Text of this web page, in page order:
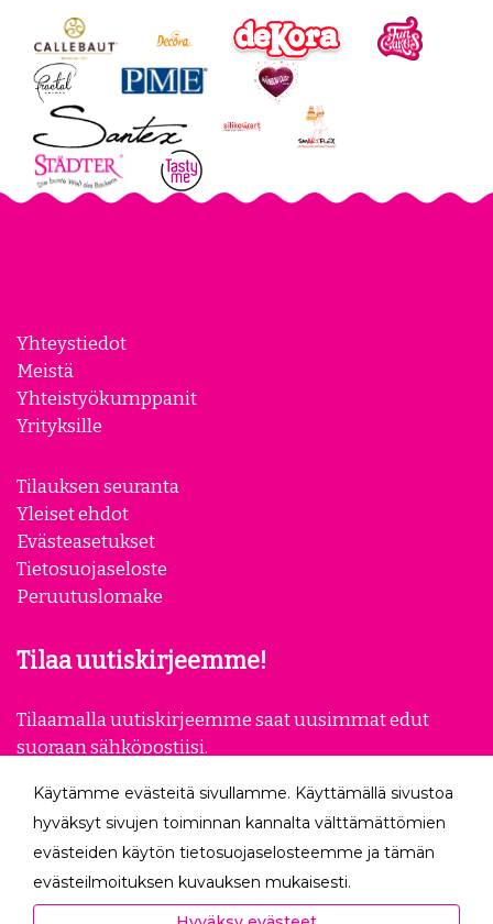
Yhteystiedot
Meistä
Yhteistyökumppanit
Yrityksille
Tilauksen seuranta
Yleiset ehdot
Evästeasetukset
Tietosuojaseloste
Peruutuslomake
Tilaa uutiskirjeemme!
Tilaamalla uutiskirjeemme saat uusimmat edut
suoraan sähköpostiisi.
Seuraa meitä
Käytämme evästeitä sivullamme. Käyttämällä sivustoa
hyväksyt sivujen toiminnan kannalta välttämättömien
evästeiden käytön tietosuojaselosteemme ja tämän
evästeilmoituksen kuvauksen mukaisesti.
Hyväksyessäsi analytiikka- ja markkinointievästeet